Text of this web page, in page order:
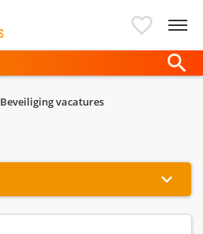
Beveiliging vacatures